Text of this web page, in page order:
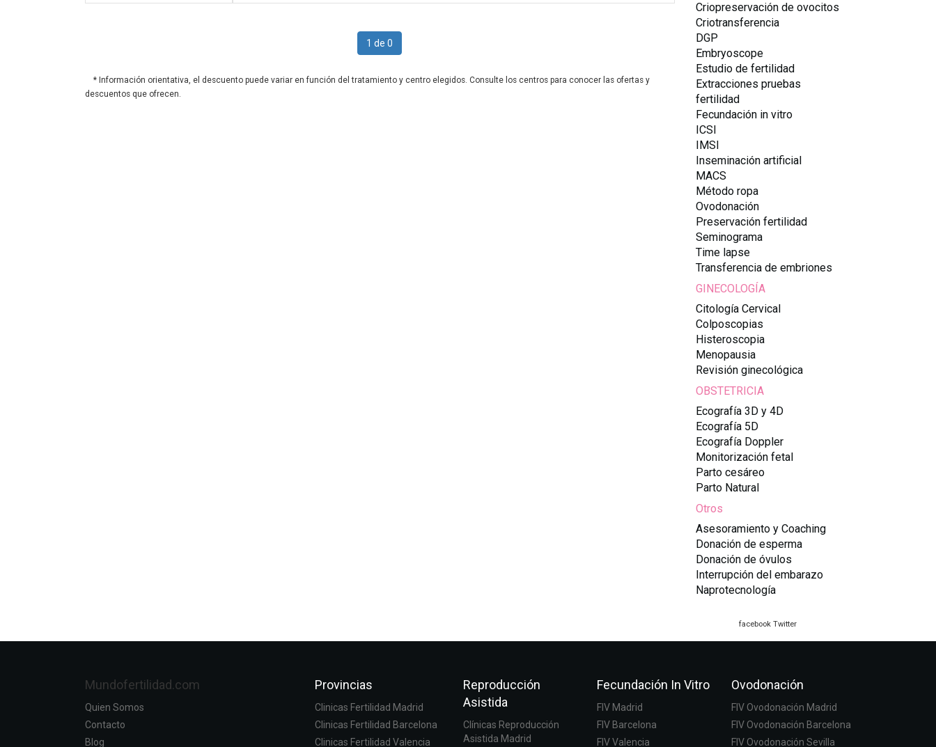
1 de 0
* Información orientativa, el descuento puede variar en función del tratamiento y centro elegidos. Consulte los centros para conocer las ofertas y
descuentos que ofrecen.
Criopreservación de ovocitos
Criotransferencia
DGP
Embryoscope
Estudio de fertilidad
Extracciones pruebas
fertilidad
Fecundación in vitro
ICSI
IMSI
Inseminación artificial
MACS
Método ropa
Ovodonación
Preservación fertilidad
Seminograma
Time lapse
Transferencia de embriones
GINECOLOGÍA
Citología Cervical
Colposcopias
Histeroscopia
Menopausia
Revisión ginecológica
OBSTETRICIA
Ecografía 3D y 4D
Ecografía 5D
Ecografía Doppler
Monitorización fetal
Parto cesáreo
Parto Natural
Otros
Asesoramiento y Coaching
Donación de esperma
Donación de óvulos
Interrupción del embarazo
Naprotecnología
facebook Twitter
Mundofertilidad.com
Quien Somos
Contacto
Blog
Provincias
Clinicas Fertilidad Madrid
Clinicas Fertilidad Barcelona
Clinicas Fertilidad Valencia
Reproducción
Asistida
Clínicas Reproducción
Asistida Madrid
Fecundación In Vitro
FIV Madrid
FIV Barcelona
FIV Valencia
Ovodonación
FIV Ovodonación Madrid
FIV Ovodonación Barcelona
FIV Ovodonación Sevilla